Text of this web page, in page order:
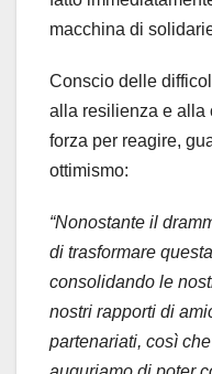
macchina di
Conscio delle
alla resilienza e alla
forza per reagire,
ottimismo:
“Nonostante il
di trasformare
consolidando le
nostri rapporti di
partenariati, così